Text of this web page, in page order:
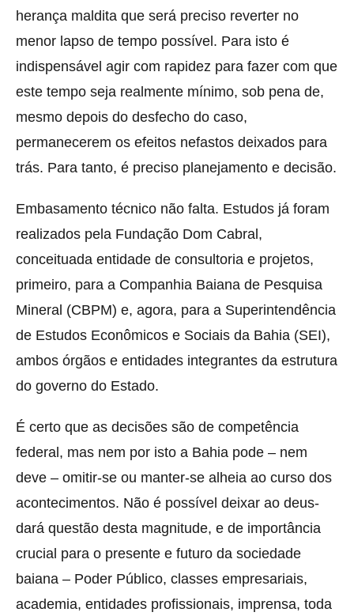
herança maldita que será preciso reverter no
menor lapso de tempo possível. Para isto é
indispensável agir com rapidez para fazer com que
este tempo seja realmente mínimo, sob pena de,
mesmo depois do desfecho do caso,
permanecerem os efeitos nefastos deixados para
trás. Para tanto, é preciso planejamento e decisão.
Embasamento técnico não falta. Estudos já foram
realizados pela Fundação Dom Cabral,
conceituada entidade de consultoria e projetos,
primeiro, para a Companhia Baiana de Pesquisa
Mineral (CBPM) e, agora, para a Superintendência
de Estudos Econômicos e Sociais da Bahia (SEI),
ambos órgãos e entidades integrantes da estrutura
do governo do Estado.
É certo que as decisões são de competência
federal, mas nem por isto a Bahia pode – nem
deve – omitir-se ou manter-se alheia ao curso dos
acontecimentos. Não é possível deixar ao deus-
dará questão desta magnitude, e de importância
crucial para o presente e futuro da sociedade
baiana – Poder Público, classes empresariais,
academia, entidades profissionais, imprensa, toda